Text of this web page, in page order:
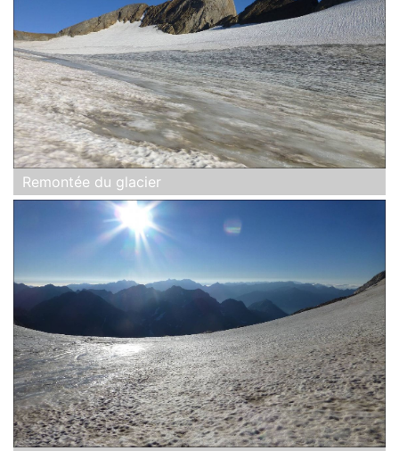
Remontée du glacier